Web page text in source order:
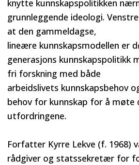
knytte kunnskapspolitikken
grunnleggende ideologi.
at den gammeldagse,
lineære kunnskapsmodellen er
generasjons kunnskapspolitikk
fri forskning med både
arbeidslivets kunnskapsbehov
behov for kunnskap for å møte
utfordringene.
Forfatter Kyrre Lekve (f. 1968)
rådgiver og statssekretær for